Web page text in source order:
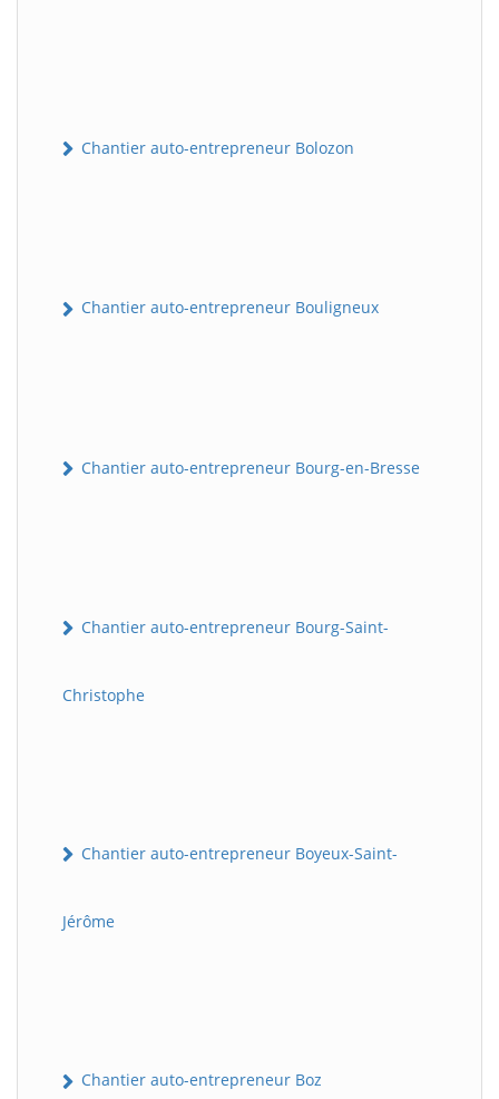
Chantier auto-entrepreneur Bolozon
Chantier auto-entrepreneur Bouligneux
Chantier auto-entrepreneur Bourg-en-Bresse
Chantier auto-entrepreneur Bourg-Saint-
Christophe
Chantier auto-entrepreneur Boyeux-Saint-
Jérôme
Chantier auto-entrepreneur Boz